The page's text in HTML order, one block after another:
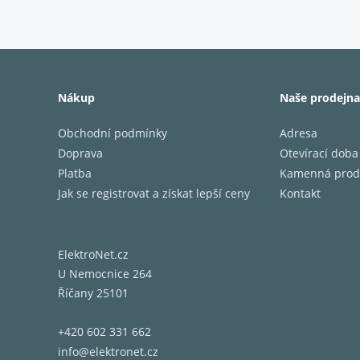
2-
Nákup
Obchodní podmínky
Doprava
Platba
Jak se registrovat a získat lepší ceny
Naše prodejna
Adresa
Otevírací doba
Kamenná
Kontakt
ElektroNet.cz
U Nemocnice 264
Říčany 25101
+420 602 331 662
info@elektronet.cz